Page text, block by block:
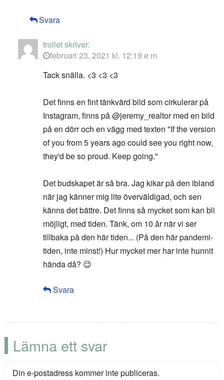
Svara
trolletskriver:
februari 23, 2021 kl. 12:19 e m
Tack snälla. <3 <3 <3
Det finns en fint tänkvärd bild som cirkulerar på
Instagram, finns på @jeremy_realtor med en bild
på en dörr och en vägg med texten "If the version
of you from 5 years ago could see you right now,
they'd be so proud. Keep going."
Det budskapet är så bra. Jag kikar på den ibland
när jag känner mig lite överväldigad, och sen
känns det bättre. Det finns så mycket som kan bli
möjligt, med tiden. Tänk, om 10 år när vi ser
tillbaka på den här tiden... (På den här pandemi-
tiden, inte minst!) Hur mycket mer har inte hunnit
hända då? 😉
Svara
Lämna ett svar
Din e-postadress kommer inte publiceras.